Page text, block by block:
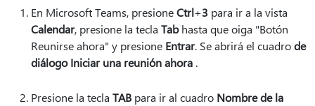
En Microsoft Teams, presioneCtrl+3 para ir a la vista
Calendar, presione la tecla Tabhasta que oiga "Botón
Reunirse ahora" y presione Entrar. Se abrirá el cuadrode
diálogo Iniciar una reunión ahora .
Presione la tecla TAB para ir al cuadro Nombre de la